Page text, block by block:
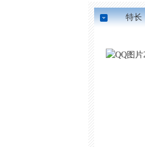
特长